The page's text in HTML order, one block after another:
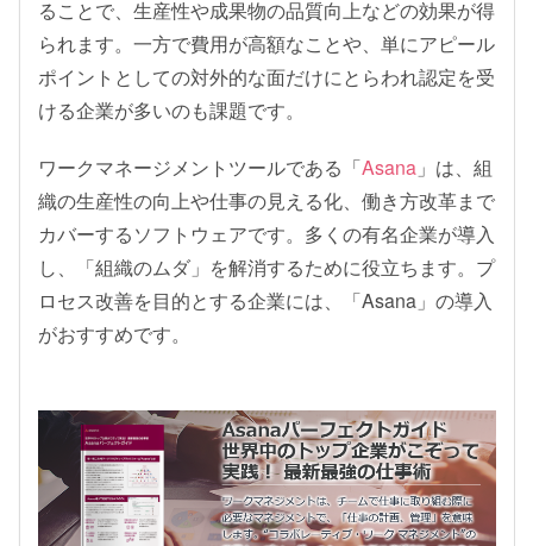
ることで、生産性や成果物の品質向上などの効果が得
られます。一方で費用が高額なことや、単にアピール
ポイントとしての対外的な面だけにとらわれ認定を受
ける企業が多いのも課題です。
ワークマネージメントツールである「Asana 」は、組
織の生産性の向上や仕事の見える化、働き方改革まで
カバーするソフトウェアです。多くの有名企業が導入
し、「組織のムダ」を解消するために役立ちます。プ
ロセス改善を目的とする企業には、「Asana」の導入
がおすすめです。